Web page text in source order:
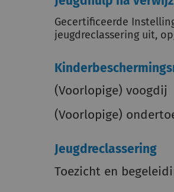
Gecertificeerde
jeugdreclassering uit,
(Voorlopige) voogdij
(Voorlopige)
Jeugdreclassering
Toezicht en